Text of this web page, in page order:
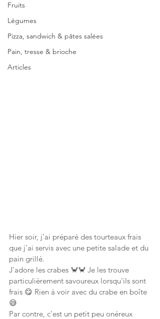
Fruits
Légumes
Pizza, sandwich & pâtes salées
Pain, tresse & brioche
Articles
Hier soir, j'ai préparé des tourteaux frais
que j'ai servis avec une petite salade et du
pain grillé.
J'adore les crabes 🦀🦀 Je les trouve
particulièrement savoureux lorsqu'ils sont
frais 😋 Rien à voir avec du crabe en boîte
😅
Par contre, c'est un petit peu onéreux